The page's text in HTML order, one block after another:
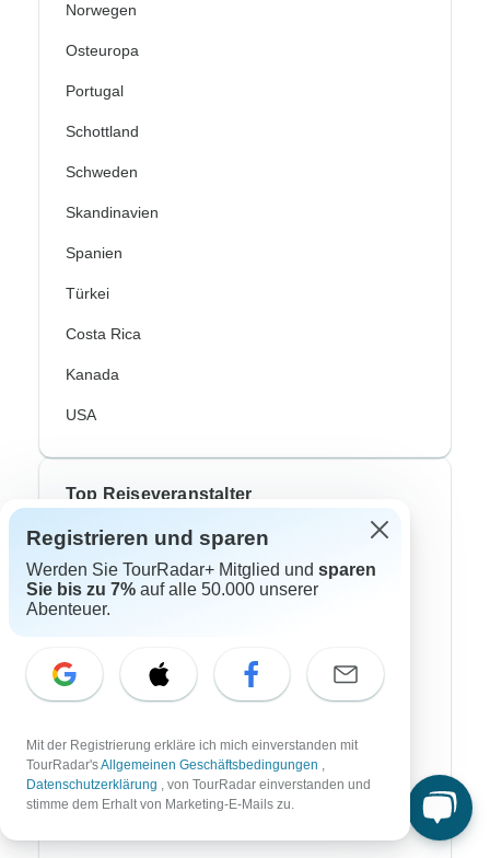
Norwegen
Osteuropa
Portugal
Schottland
Schweden
Skandinavien
Spanien
Türkei
Costa Rica
Kanada
USA
Top Reiseveranstalter
ASI Reisen
Bavaria Fernreisen
DERTour
Journaway
Lüftner Cruises
Registrieren und sparen
Werden Sie TourRadar+ Mitglied und sparen
Sie bis zu 7% auf alle 50.000 unserer
Abenteuer.
Mit der Registrierung erkläre ich mich einverstanden mit
TourRadar'sAllgemeinen Geschäftsbedingungen ,
Datenschutzerklärung , von TourRadar einverstanden und
stimme dem Erhalt von Marketing-E-Mails zu.